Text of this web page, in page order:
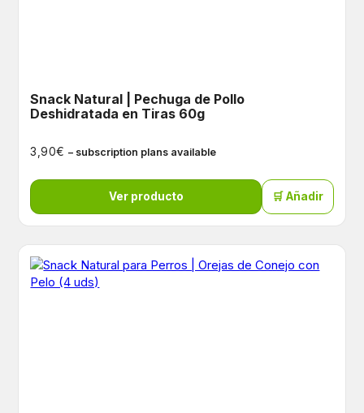
Snack Natural | Pechuga de Pollo
Deshidratada en Tiras 60g
3,90€ – subscription plans available
Ver producto 🛒 Añadir